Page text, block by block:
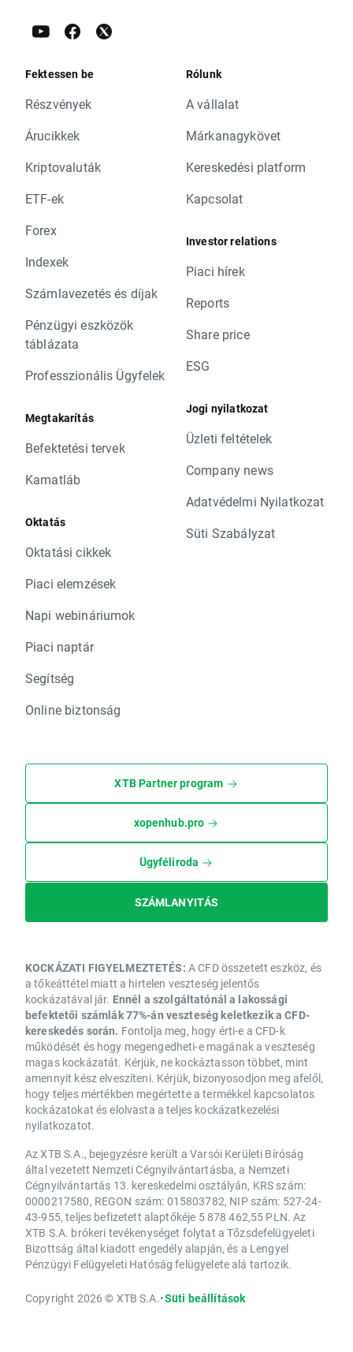
Fektessen be
Részvények
Árucikkek
Kriptovaluták
ETF-ek
Forex
Indexek
Számlavezetés és díjak
Pénzügyi eszközök
táblázata
Professzionális Ügyfelek
Megtakarítás
Befektetési tervek
Kamatláb
Oktatás
Oktatási cikkek
Piaci elemzések
Napi webináriumok
Piaci naptár
Segítség
Online biztonság
Rólunk
A vállalat
Márkanagykövet
Kereskedési platform
Kapcsolat
Investor relations
Piaci hírek
Reports
Share price
ESG
Jogi nyilatkozat
Üzleti feltételek
Company news
Adatvédelmi Nyilatkozat
Süti Szabályzat
XTB Partner program
xopenhub.pro
Ügyféliroda
SZÁMLANYITÁS
KOCKÁZATI FIGYELMEZTETÉS: A CFD összetett eszköz, és
a tőkeáttétel miatt a hirtelen veszteség jelentős
kockázatával jár. Ennél a szolgáltatónál a lakossági
befektetői számlák 77%-án veszteség keletkezik a CFD-
kereskedés során. Fontolja meg, hogy érti-e a CFD-k
működését és hogy megengedheti-e magának a veszteség
magas kockázatát. Kérjük, ne kockáztasson többet, mint
amennyit kész elveszíteni. Kérjük, bizonyosodjon meg afelől,
hogy teljes mértékben megértette a termékkel kapcsolatos
kockázatokat és elolvasta a teljes kockázatkezelési
nyilatkozatot.
Az XTB S.A., bejegyzésre került a Varsói Kerületi Bíróság
által vezetett Nemzeti Cégnyilvántartásba, a Nemzeti
Cégnyilvántartás 13. kereskedelmi osztályán, KRS szám:
0000217580, REGON szám: 015803782, NIP szám: 527-24-
43-955, teljes befizetett alaptőkéje 5 878 462,55 PLN. Az
XTB S.A. brókeri tevékenységet folytat a Tőzsdefelügyeleti
Bizottság által kiadott engedély alapján, és a Lengyel
Pénzügyi Felügyeleti Hatóság felügyelete alá tartozik.
Copyright 2026 © XTB S.A.•Süti beállítások